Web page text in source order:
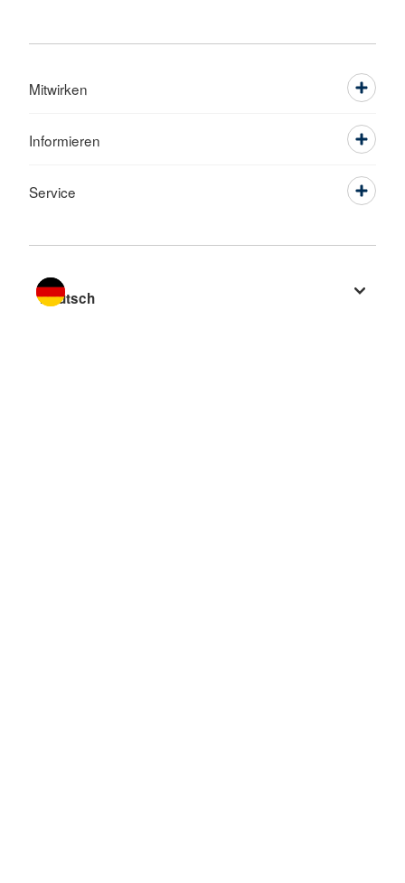
Mitwirken
Informieren
Service
Sprache wechseln zu